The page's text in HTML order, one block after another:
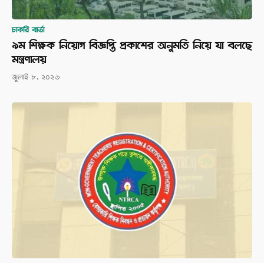
চাকরি বার্তা
৯ম শিক্ষক নিয়োগ বিজ্ঞপ্তি প্রকাশের অনুমতি নিয়ে যা বলছে
মন্ত্রণালয়
জুলাই ৮, ২০২৬